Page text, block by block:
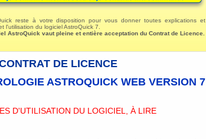
reste à votre disposition pour vous donner toutes explications et
l'utilisation du logiciel AstroQuick 7.
AstroQuick vaut pleine et entière acceptation du Contrat de Licence.
DE LICENCE
ASTROQUICK WEB VERSION 7
D'UTILISATION DU LOGICIEL, À LIRE